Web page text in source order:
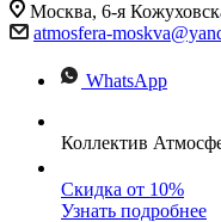
Москва, 6-я
atmosfera-
WhatsApp
Коллектив
Скидка от 10%
Узнать подробнее